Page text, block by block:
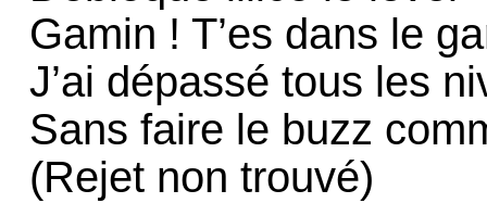
Gamin ! T’es dans le
J’ai dépassé tous les
Sans faire le buzz
(Rejet non trouvé)